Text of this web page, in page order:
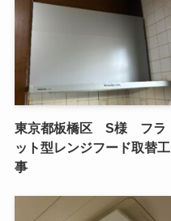
東京都板橋区 S様 フラ
ット型レンジフード取替工
事